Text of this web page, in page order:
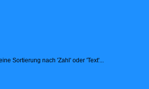
Sortierung nach 'Zahl' oder 'Text'...